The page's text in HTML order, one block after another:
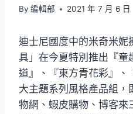
By 編輯部 2021 年 7 月 6 日
迪士尼國度中的米奇米妮
具」在今夏特別推出『童
道』、『東方青花彩』、
大主題系列風格產品組
物網、蝦皮購物、博客來